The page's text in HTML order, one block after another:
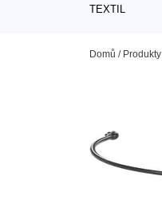
TEXTIL
Domů / Produkty